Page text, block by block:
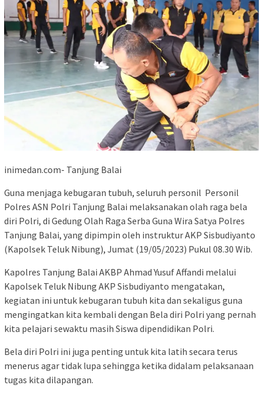
inimedan.com- Tanjung Balai
Guna menjaga kebugaran tubuh, seluruh personil Personil
Polres ASN Polri Tanjung Balai melaksanakan olah raga bela
diri Polri, di Gedung Olah Raga Serba Guna Wira Satya Polres
Tanjung Balai, yang dipimpin oleh instruktur AKP Sisbudiyanto
(Kapolsek Teluk Nibung), Jumat (19/05/2023) Pukul 08.30 Wib.
Kapolres Tanjung Balai AKBP Ahmad Yusuf Affandi melalui
Kapolsek Teluk Nibung AKP Sisbudiyanto mengatakan,
kegiatan ini untuk kebugaran tubuh kita dan sekaligus guna
mengingatkan kita kembali dengan Bela diri Polri yang pernah
kita pelajari sewaktu masih Siswa dipendidikan Polri.
Bela diri Polri ini juga penting untuk kita latih secara terus
menerus agar tidak lupa sehingga ketika didalam pelaksanaan
tugas kita dilapangan.